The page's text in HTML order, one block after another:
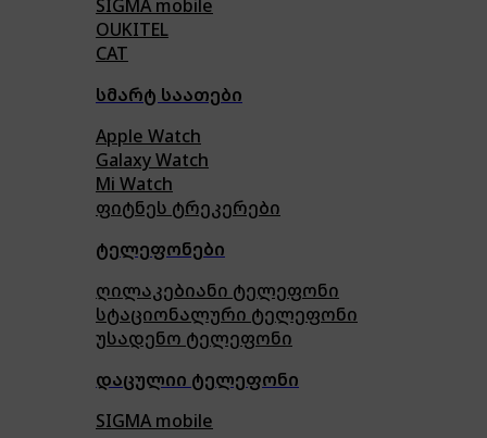
SIGMA mobile
OUKITEL
CAT
სმარტ საათები
Apple Watch
Galaxy Watch
Mi Watch
ფიტნეს ტრეკერები
ტელეფონები
ღილაკებიანი ტელეფონი
სტაციონალური ტელეფონი
უსადენო ტელეფონი
დაცულიი ტელეფონი
SIGMA mobile